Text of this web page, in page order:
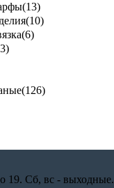
(13)
(10)
(6)
(126)
19. Сб, вс - выходные.